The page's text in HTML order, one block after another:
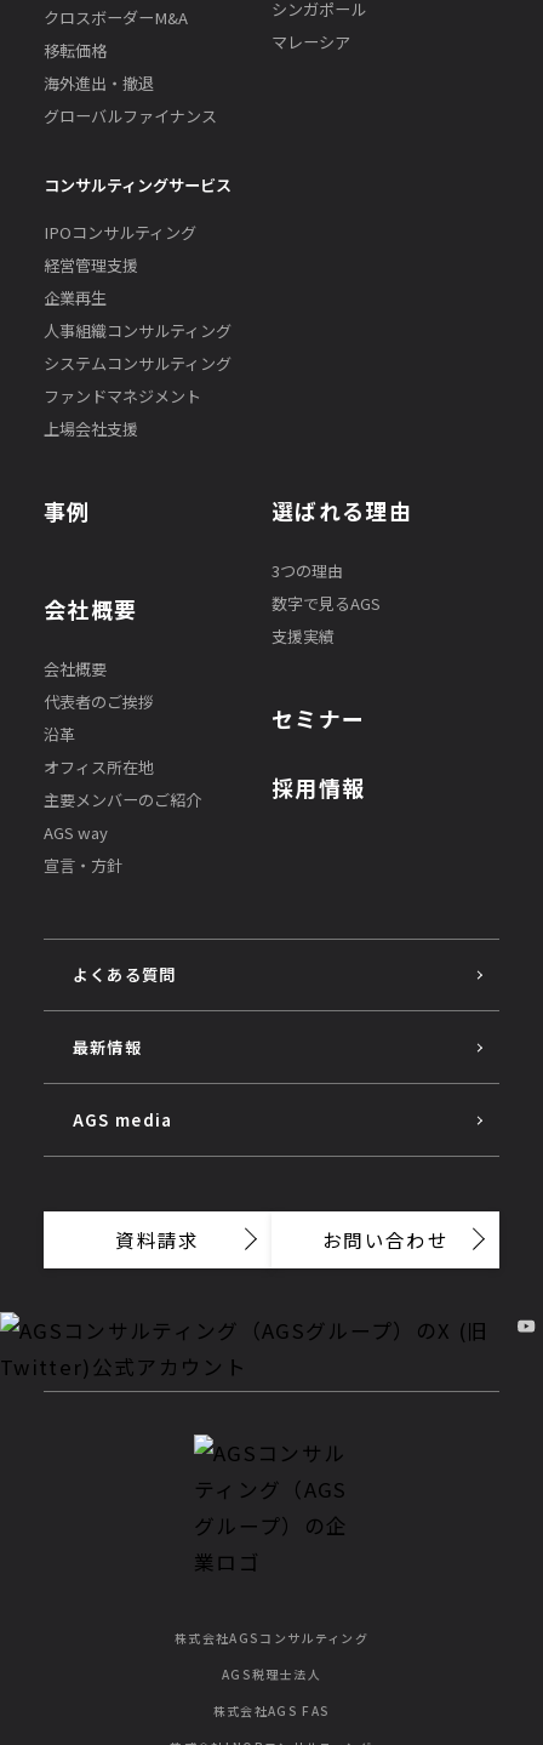
クロスボーダーM&A
移転価格
海外進出・撤退
グローバルファイナンス
コンサルティングサービス
IPOコンサルティング
経営管理支援
企業再生
人事組織コンサルティング
システムコンサルティング
ファンドマネジメント
上場会社支援
シンガポール
マレーシア
事例 選ばれる理由
3つの理由
数字で見るAGS
支援実績
会社概要
会社概要
代表者のご挨拶
沿革
オフィス所在地
主要メンバーのご紹介
AGS way
宣言・方針
セミナー
採用情報
よくある質問
最新情報
AGS media
資料請求 お問い合わせ
株式会社AGSコンサルティング
AGS税理士法人
株式会社AGS FAS